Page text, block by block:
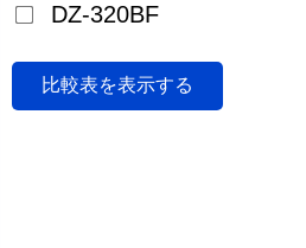
DZ-320BF
比較表を表示する